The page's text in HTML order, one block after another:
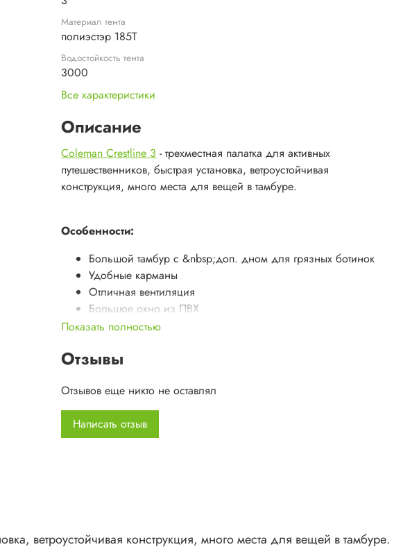
Материал тента
полиэстэр 185T
Водостойкость тента
3000
Все характеристики
Описание
Coleman Crestline 3 - трехместная палатка для активных
путешественников, быстрая установка, ветроустойчивая
конструкция, много места для вещей в тамбуре.
Особенности:
Большой тамбур с &nbsp;доп. дном для грязных ботинок
Удобные карманы
Отличная вентиляция
Большое окно из ПВХ
Характеристики:
Тип установки: сначала внутр. палатка
Ткань тента: полиэстер 185T, 3 000 мм с PU-покрытием,
антигорючая пропитка
Высота внутр. палатки: 120 см
Показать полностью
Отзывы
Отзывов еще никто не оставлял
Написать отзыв
ветроустойчивая конструкция, много места для вещей в тамбуре.